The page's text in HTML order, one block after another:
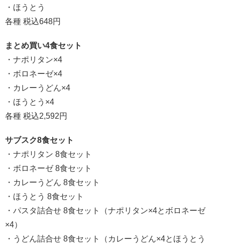
・ほうとう
各種 税込648円
まとめ買い4食セット
・ナポリタン×4
・ボロネーゼ×4
・カレーうどん×4
・ほうとう×4
各種 税込2,592円
サブスク8食セット
・ナポリタン 8食セット
・ボロネーゼ 8食セット
・カレーうどん 8食セット
・ほうとう 8食セット
・パスタ詰合せ 8食セット（ナポリタン×4とボロネーゼ
×4）
・うどん詰合せ 8食セット（カレーうどん×4とほうとう